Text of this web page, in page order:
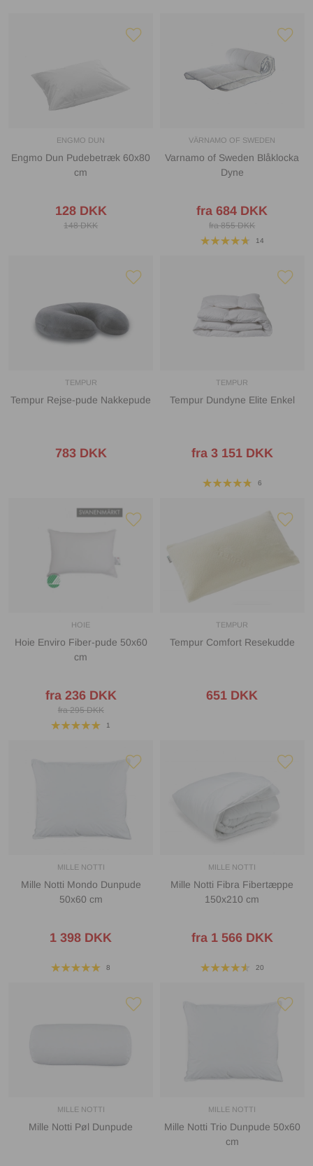
ENGMO DUN
Engmo Dun Pudebetræk 60x80
cm
128 DKK
148 DKK
VÄRNAMO OF SWEDEN
Varnamo of Sweden Blåklocka
Dyne
fra 684 DKK
fra 855 DKK
14
TEMPUR
Tempur Rejse-pude Nakkepude
783 DKK
TEMPUR
Tempur Dundyne Elite Enkel
fra 3 151 DKK
6
HOIE
Hoie Enviro Fiber-pude 50x60
cm
fra 236 DKK
fra 295 DKK
1
TEMPUR
Tempur Comfort Resekudde
651 DKK
MILLE NOTTI
Mille Notti Mondo Dunpude
50x60 cm
1 398 DKK
8
MILLE NOTTI
Mille Notti Fibra Fibertæppe
150x210 cm
fra 1 566 DKK
20
MILLE NOTTI
Mille Notti Pøl Dunpude
MILLE NOTTI
Mille Notti Trio Dunpude 50x60
cm